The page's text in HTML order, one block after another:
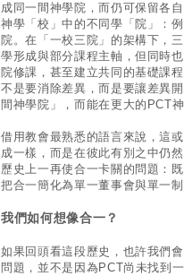
成同一間神學院，而仍可保留各
神學「校」中的不同學「院」：
院。在「一校三院」的架構下，
學形成與部分課程主軸，但同時
院修課，甚至建立共同的基礎課
不是要消除差異，而是要讓差異
間神學院」，而能在更大的PCT
借用教會最熟悉的語言來說，這
成一樣，而是在彼此有別之中仍
歷史上一再使合一卡關的問題：
把合一簡化為單一董事會與單一
我們如何想像合一？
如果回頭看這段歷史，也許我們
問題，並不是因為PCT尚未找到